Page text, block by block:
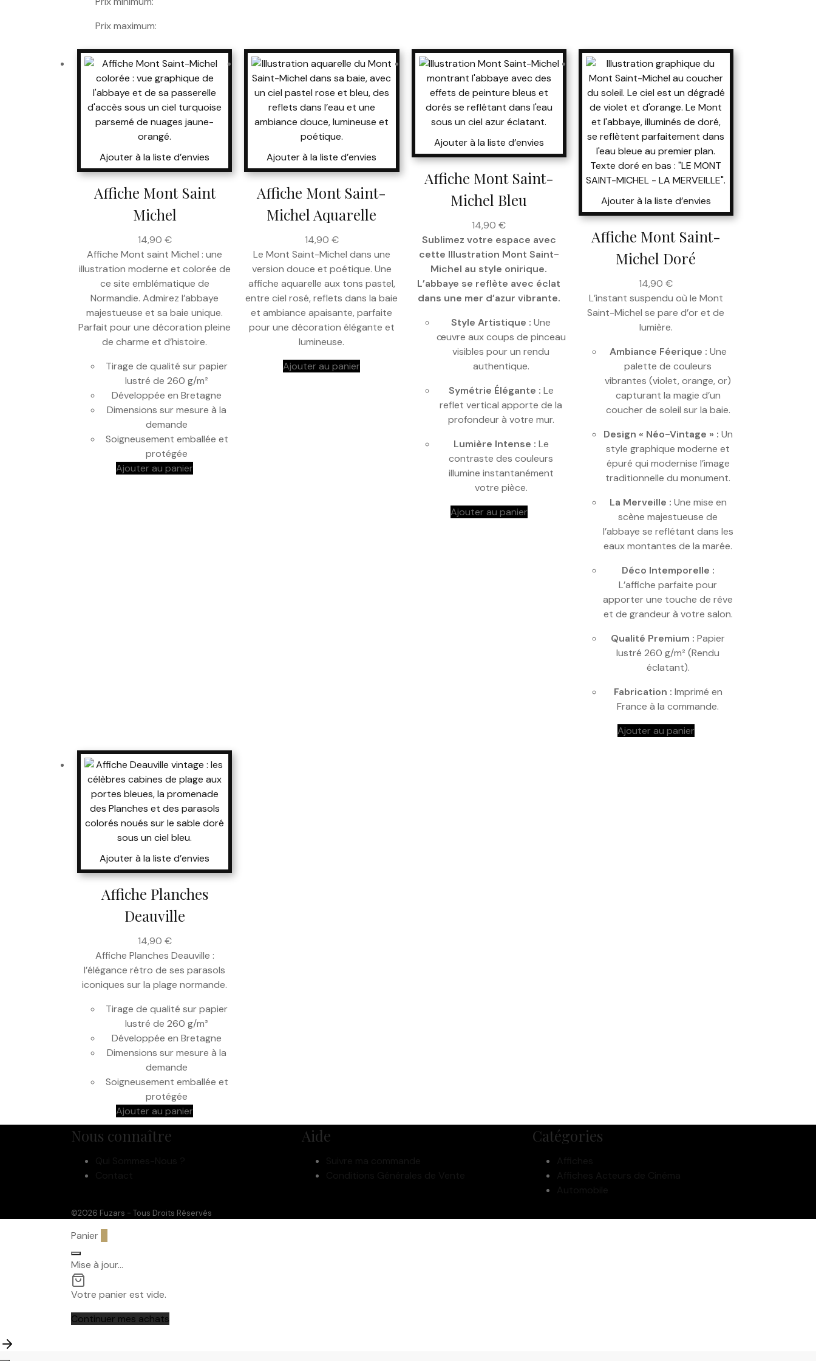
Prix maximum:
Ajouter à la liste d’envies
Affiche Mont Saint
Michel
14,90 €
Affiche Mont saint Michel : une
illustration moderne et colorée de
ce site emblématique de
Normandie. Admirez l’abbaye
majestueuse et sa baie unique.
Parfait pour une décoration pleine
de charme et d’histoire.
Tirage de qualité sur papier
lustré de 260 g/m²
Développée en Bretagne
Dimensions sur mesure à la
demande
Soigneusement emballée et
protégée
Ajouter au panier
Ajouter à la liste d’envies
Affiche Mont Saint-
Michel Aquarelle
14,90 €
Le Mont Saint-Michel dans une
version douce et poétique. Une
affiche aquarelle aux tons pastel,
entre ciel rosé, reflets dans la baie
et ambiance apaisante, parfaite
pour une décoration élégante et
lumineuse.
Ajouter au panier
Ajouter à la liste d’envies
Affiche Mont Saint-
Michel Bleu
14,90€
Sublimez votre espace avec
cette Illustration Mont Saint-
Michel au style onirique.
L’abbaye se reflète avec éclat
dans une mer d’azur vibrante.
Style Artistique : Une
œuvre aux coups de pinceau
visibles pour un rendu
authentique.
Symétrie Élégante : Le
reflet vertical apporte de la
profondeur à votre mur.
Lumière Intense : Le
contraste des couleurs
illumine instantanément
votre pièce.
Ajouter au panier
Ajouter à la liste d’envies
Affiche Mont Saint-
Michel Doré
14,90€
L’instant suspendu où le Mont
Saint-Michel se pare d’or et de
lumière.
Ambiance Féerique : Une
palette de couleurs
vibrantes (violet, orange, or)
capturant la magie d’un
coucher de soleil sur la baie.
Design « Néo-Vintage » : Un
style graphique moderne et
épuré qui modernise l’image
traditionnelle du monument.
La Merveille : Une mise en
scène majestueuse de
l’abbaye se reflétant dans les
eaux montantes de la marée.
Déco Intemporelle :
L’affiche parfaite pour
apporter une touche de rêve
et de grandeur à votre salon.
Qualité Premium : Papier
lustré 260 g/m² (Rendu
éclatant).
Fabrication : Imprimé en
France à la commande.
Ajouter au panier
Ajouter à la liste d’envies
Affiche Planches
Deauville
14,90 €
Affiche Planches Deauville :
l’élégance rétro de ses parasols
iconiques sur la plage normande.
Tirage de qualité sur papier
lustré de 260 g/m²
Développée en Bretagne
Dimensions sur mesure à la
demande
Soigneusement emballée et
protégée
Ajouter au panier
Nous connaître Aide Catégories
©2026 Fuzars - Tous Droits Réservés
Panier
Mise à jour…
Votre panier est vide.
Continuer mes achats